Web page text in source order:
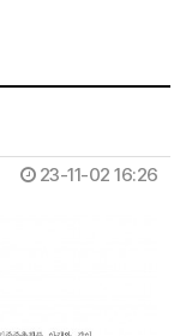
23-11-02 16:26